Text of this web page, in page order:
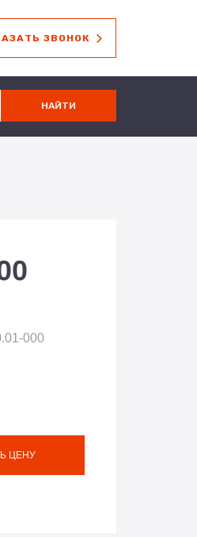
ЗВОНОК
000
ЦЕНУ